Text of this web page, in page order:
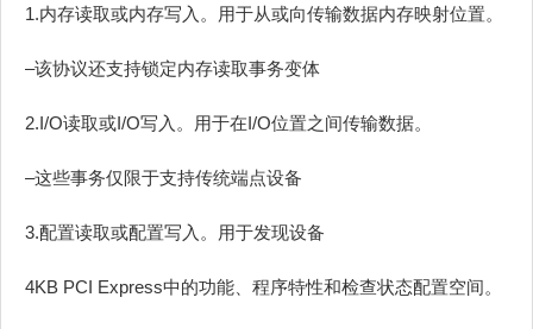
1.内存读取或内存写入。用于从或向传输数据内存映射位置。
–该协议还支持锁定内存读取事务变体
2.I/O读取或I/O写入。用于在I/O位置之间传输数据。
–这些事务仅限于支持传统端点设备
3.配置读取或配置写入。用于发现设备
4KB PCI Express中的功能、程序特性和检查状态配置空间。